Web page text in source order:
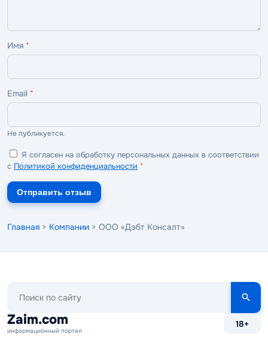
Имя *
Email *
Не публикуется.
Я согласен на обработку персональных данных в соответствии
с Политикой конфиденциальности *
Отправить отзыв
Главная > Компании > ООО «Дэбт Консалт»
сайту
Zaim.com
информационный портал
18+